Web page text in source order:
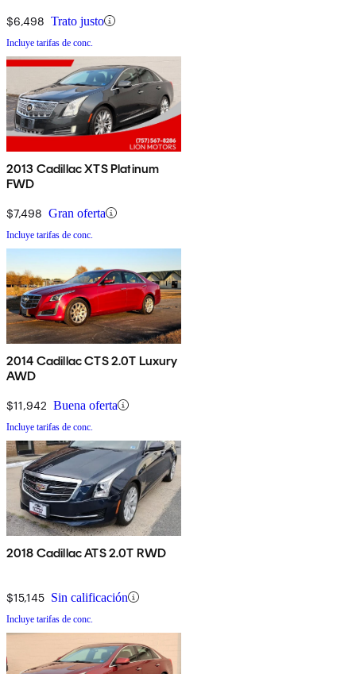
$6,498 Trato justo
Incluye tarifas de conc.
2013 Cadillac XTS Platinum
FWD
$7,498 Gran oferta
Incluye tarifas de conc.
2014 Cadillac CTS 2.0T Luxury
AWD
$11,942 Buena oferta
Incluye tarifas de conc.
2018 Cadillac ATS 2.0T RWD
$15,145 Sin calificación
Incluye tarifas de conc.